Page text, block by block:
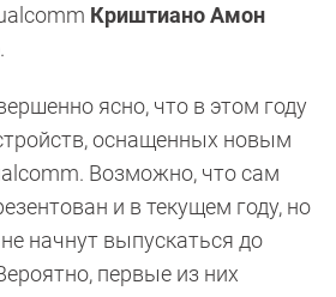
Криштиано Амон
.
ясно, что в этом году
оснащенных новым
Возможно, что сам
и в текущем году, но
начнут выпускаться до
первые из них